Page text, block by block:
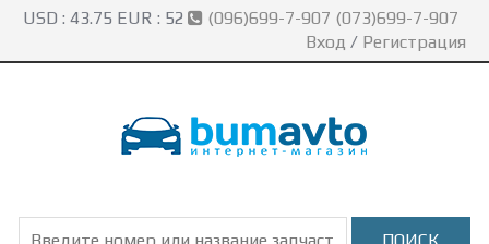
USD : 43.75 EUR : 52
(096)699-7-907 (073)699-7-907
Вход / Регистрация